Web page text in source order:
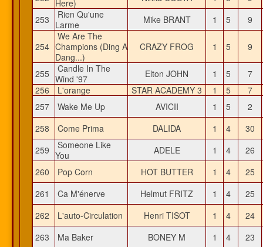
Here)
253
Rien Qu'une
Larme
Mike BRANT 1 5 9
254
We Are The
Champions (Ding A
Dang...)
CRAZY FROG 1 5 9
255
Candle In The
Wind '97
Elton JOHN 1 5
7
256
L'orange STAR ACADEMY 3 1 5
7
257
Wake Me Up AVICII 1 5
2
258
Come Prima DALIDA 1 4
30
259
Someone Like
You
ADELE 1 4
26
260
Pop Corn HOT BUTTER 1 4
25
261
Ca M'énerve Helmut FRITZ 1 4
25
262
L'auto-Circulation Henri TISOT 1 4
24
263
Ma Baker BONEY M 1 4
23